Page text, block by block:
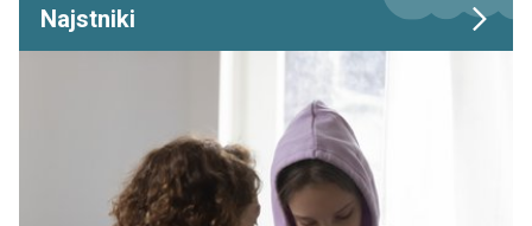
Najstniki